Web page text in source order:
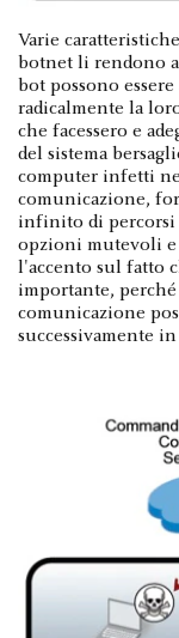
Varie
botnet li rendono
bot possono
radicalmente la
che facessero e
del sistema
computer infetti
comunicazione,
infinito di percorsi
opzioni mutevoli e
l'accento sul fatto
importante,
comunicazione
successivamente in